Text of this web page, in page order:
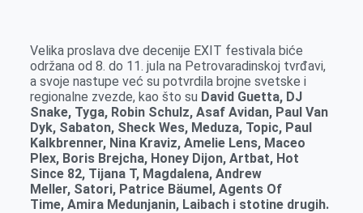
Velika proslava dve decenije EXIT festivala biće
održana od 8. do 11. jula na Petrovaradinskoj tvrđavi,
a svoje nastupe već su potvrdila brojne svetske i
regionalne zvezde, kao što su David Guetta, DJ
Snake, Tyga, Robin Schulz, Asaf Avidan, Paul Van
Dyk, Sabaton, Sheck Wes, Meduza, Topic, Paul
Kalkbrenner, Nina Kraviz, Amelie Lens, Maceo
Plex, Boris Brejcha, Honey Dijon, Artbat, Hot
Since 82, Tijana T, Magdalena, Andrew
Meller,Satori, Patrice Bäumel, Agents Of
Time,Amira Medunjanin, Laibach i stotine drugih.